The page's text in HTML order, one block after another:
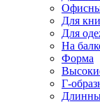
Для
Для
На
Форма
Г-